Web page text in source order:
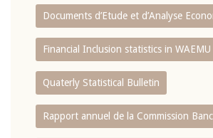
Documents d’Etude et d’Analyse
Financial Inclusion statistics in WAEMU
Quaterly Statistical Bulletin
Rapport annuel de la Commission